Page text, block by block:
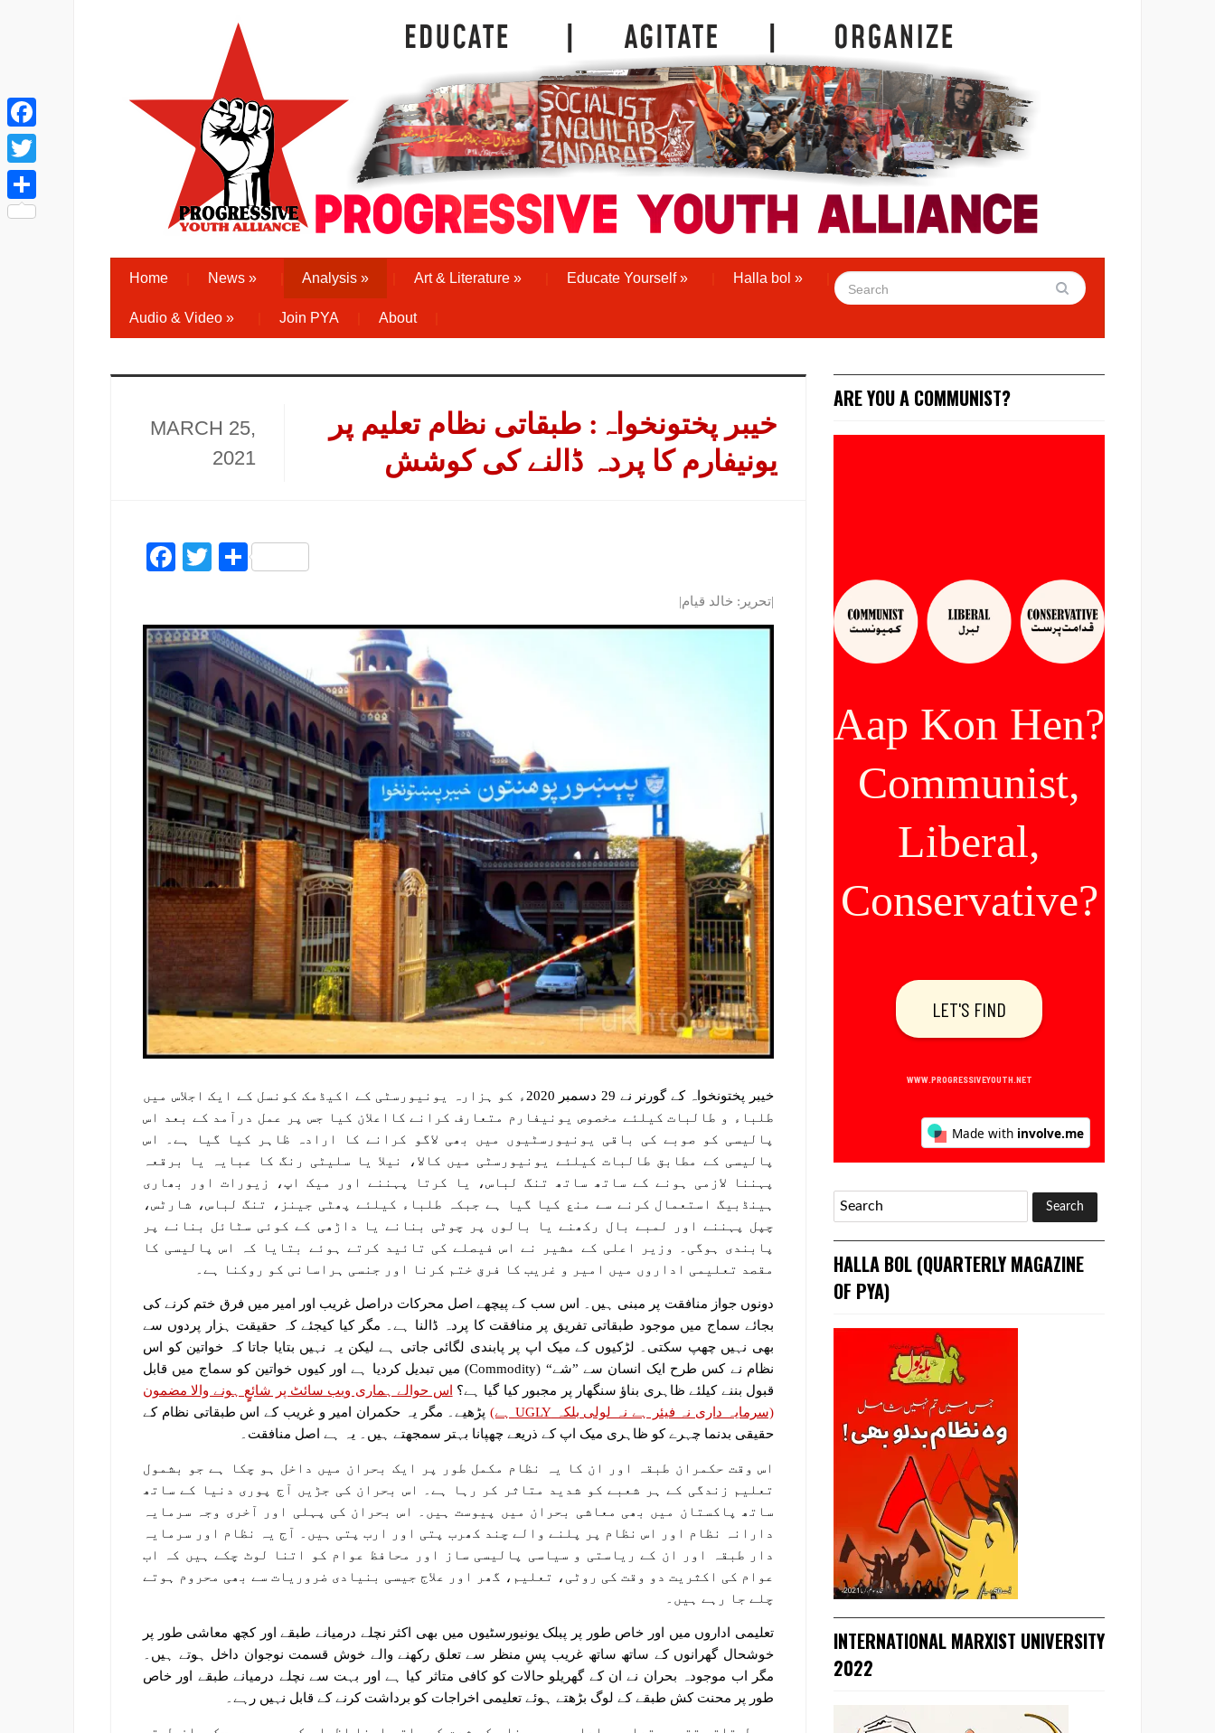
Home News » Analysis » Art & Literature » Educate Yourself» Halla bol »
Audio & Video » Join PYA About
MARCH 25,
2021
خیبر پختونخواہ: طبقاتی نظام تعلیم پر
یونیفارم کا پردہ ڈالنے کی کوشش
Facebook
Twitter
Share
|تحریر: خالد قیام|
خیبر پختونخواہ کے گورنر نے 29 دسمبر 2020ء کو ہزارہ یونیورسٹی کے اکیڈمک کونسل کے ایک اجلاس میں
طلباء و طالبات کیلئے مخصوص یونیفارم متعارف کرانے کااعلان کیا جس پر عمل درآمد کے بعد اس
پالیسی کو صوبے کی باقی یونیورسٹیوں میں بھی لاگو کرانے کا ارادہ ظاہر کیا گیا ہے۔ اس
پالیسی کے مطابق طالبات کیلئے یونیورسٹی میں کالا، نیلا یا سلیٹی رنگ کا عبایہ یا برقعہ
پہننا لازمی ہونے کے ساتھ ساتھ تنگ لباس، یا کرتا پہننے اور میک اپ، زیورات اور بھاری
ہینڈبیگ استعمال کرنے سے منع کیا گیا ہے جبکہ طلباء کیلئے پھٹی جینز، تنگ لباس، شارٹس،
چپل پہننے اور لمبے بال رکھنے یا بالوں پر چوٹی بنانے یا داڑھی کے کوئی سٹائل بنانے پر
پابندی ہوگی۔ وزیر اعلی کے مشیر نے اس فیصلے کی تائید کرتے ہوئے بتایا کہ اس پالیسی کا
مقصد تعلیمی اداروں میں امیر و غریب کا فرق ختم کرنا اور جنسی ہراسانی کو روکنا ہے۔
دونوں جواز منافقت پر مبنی ہیں۔ اس سب کے پیچھے اصل محرکات دراصل غریب اور امیر میں فرق ختم کرنے کی
بجائے سماج میں موجود طبقاتی تفریق پر منافقت کا پردہ ڈالنا ہے۔ مگر کیا کیجئے کہ حقیقت ہزار پردوں سے
بھی نہیں چھپ سکتی۔ لڑکیوں کے میک اپ پر پابندی لگائی جاتی ہے لیکن یہ نہیں بتایا جاتا کہ خواتین کو اس
نظام نے کس طرح ایک انسان سے ”شے“ (Commodity) میں تبدیل کردیا ہے اور کیوں خواتین کو سماج میں قابل
قبول بننے کیلئے ظاہری بناؤ سنگھار پر مجبور کیا گیا ہے؟
اس حوالے ہماری ویب سائٹ پر شائعٍٍ ہونے والا مضمون
(سرمایہ داری نہ فیئر ہے نہ لولی بلکہ UGLY ہے)
پڑھیے۔ مگر یہ حکمران امیر و غریب کے اس طبقاتی نظام کے
حقیقی بدنما چہرے کو ظاہری میک اپ کے ذریعے چھپانا بہتر سمجھتے ہیں۔ یہ ہے اصل منافقت۔
اس وقت حکمران طبقہ اور ان کا یہ نظام مکمل طور پر ایک بحران میں داخل ہو چکا ہے جو بشمول
تعلیم زندگی کے ہر شعبے کو شدید متاثر کر رہا ہے۔ اس بحران کی جڑیں آج پوری دنیا کے ساتھ
ساتھ پاکستان میں بھی معاشی بحران میں پیوست ہیں۔ اس بحران کی پہلی اور آخری وجہ سرمایہ
دارانہ نظام اور اس نظام پر پلنے والے چند کھرب پتی اور ارب پتی ہیں۔ آج یہ نظام اور سرمایہ
دار طبقہ اور ان کے ریاستی و سیاسی پالیسی ساز اور محافظ عوام کو اتنا لوٹ چکے ہیں کہ اب
عوام کی اکثریت دو وقت کی روٹی، تعلیم، گھر اور علاج جیسی بنیادی ضروریات سے بھی محروم ہوتے
چلے جا رہے ہیں۔
تعلیمی اداروں میں اور خاص طور پر پبلک یونیورسٹیوں میں بھی اکثر نچلے درمیانے طبقے اور کچھ معاشی طور پر
خوشحال گھرانوں کے ساتھ ساتھ غریب پسِ منظر سے تعلق رکھنے والے خوش قسمت نوجوان داخل ہوتے ہیں۔
مگر اب موجودہ بحران نے ان کے گھریلو حالات کو کافی متاثر کیا ہے اور بہت سے نچلے درمیانے طبقے اور خاص
طور پر محنت کش طبقے کے لوگ بڑھتے ہوئے تعلیمی اخراجات کو برداشت کرنے کے قابل نہیں رہے۔
ARE YOU A COMMUNIST?
HALLA BOL (QUARTERLY MAGAZINE
OF PYA)
INTERNATIONAL MARXIST UNIVERSITY
2022
Facebook
Twitter
Share